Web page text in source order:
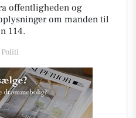
offentligheden og
om manden til
114.